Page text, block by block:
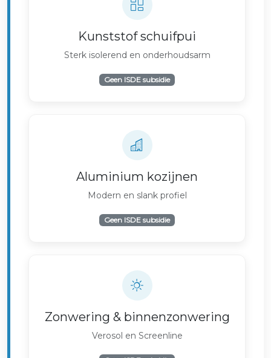
Kunststof schuifpui
Sterk isolerend en onderhoudsarm
Geen ISDE subsidie
Aluminium kozijnen
Modern en slank profiel
Geen ISDE subsidie
Zonwering & binnenzonwering
Verosol en Screenline